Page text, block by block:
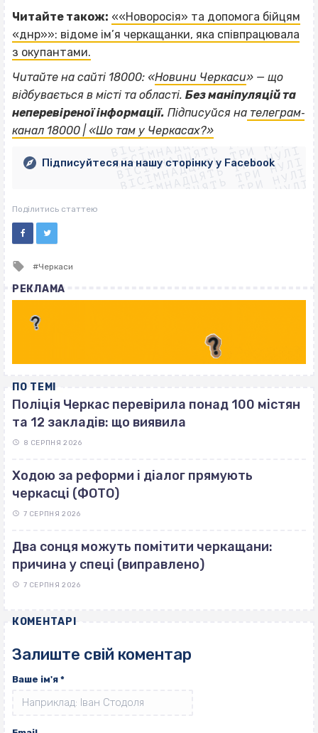
Читайте також: ««Новоросія» та допомога бійцям
«днр»»: відоме ім’я черкащанки, яка співпрацювала
з окупантами.
Читайте на сайті 18000: «Новини Черкаси» — що
відбувається в місті та області. Без маніпуляцій та
неперевіреної інформації. Підписуйся на телеграм‐
канал 18000 | «Шо там у Черкасах?»
ВІСІМНАДЦЯТЬ ТРИ НУЛІ
ВІСІМНАДЦЯТЬ ТРИ НУЛІ
ВІСІМНАДЦЯТЬ ТРИ НУЛІ
ВІСІМНАДЦЯТЬ ТРИ НУЛІ
ВІСІМНАДЦЯТЬ ТРИ НУЛІ
ВІСІМНАДЦЯТЬ ТРИ НУЛІ
ВІСІМНАДЦЯТЬ ТРИ НУЛІ
ВІСІМНАДЦЯТЬ ТРИ НУЛІ
Підписуйтеся на нашу сторінку у Facebook
Поділитись статтею
Tagged
Черкаси
РЕКЛАМА
ПО ТЕМІ
Поліція Черкас перевірила понад 100 містян
та 12 закладів: що виявила
8 СЕРПНЯ 2026
Ходою за реформи і діалог прямують
черкасці (ФОТО)
7 СЕРПНЯ 2026
Два сонця можуть помітити черкащани:
причина у спеці (виправлено)
7 СЕРПНЯ 2026
КОМЕНТАРІ
Залиште свій коментар
Ваше ім'я *